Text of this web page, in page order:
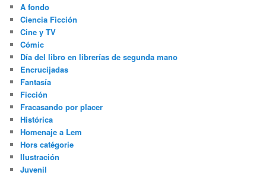
A fondo
Ciencia Ficción
Cine y TV
Cómic
Día del libro en librerías de segunda mano
Encrucijadas
Fantasía
Ficción
Fracasando por placer
Histórica
Homenaje a Lem
Hors catégorie
Ilustración
Juvenil